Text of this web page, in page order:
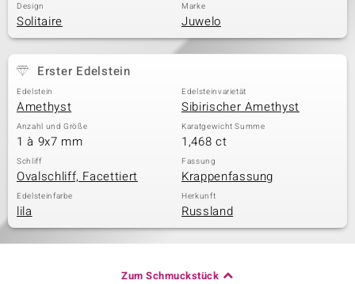
Design
Solitaire
Marke
Juwelo
Erster Edelstein
Edelstein
Amethyst
Edelsteinvarietät
Sibirischer Amethyst
Anzahl und Größe
1 à 9x7 mm
Karatgewicht Summe
1,468 ct
Schliff
Ovalschliff, Facettiert
Fassung
Krappenfassung
Edelsteinfarbe
lila
Herkunft
Russland
Zum Schmuckstück